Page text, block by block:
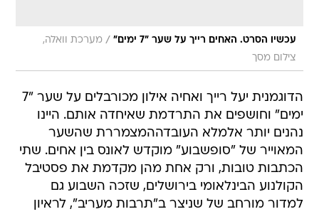
עכשיו הסרט. האחים רייך על שער "7 ימים" / מערכת וואלה,
צילום מסך
הדוגמנית יעל רייך ואחיה אילון מכורבלים על שער "7
ימים" וחושפים את התרדמת שאיחדה אותם. היינו
נהנים יותר אלמלא העובדההמצמררת שהשער
המאוייר של "סופשבוע" מוקדש לאונס בין אחים. שתי
הכתבות טובות, ורק אחת מהן מקדמת את פסטיבל
הקולנוע הבינלאומי בירושלים, שזכה השבוע גם
למדור מורחב של שניצר ב"תרבות מעריב", לראיון